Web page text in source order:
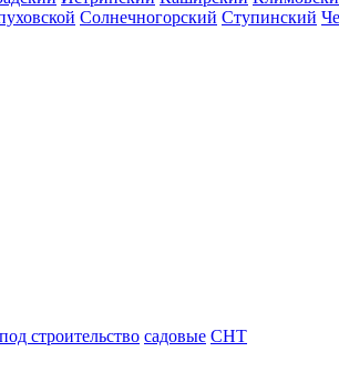
Солнечногорский Ступинский
под строительство садовые СНТ